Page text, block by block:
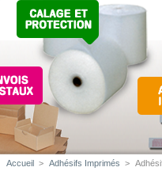
Accueil > Adhésifs Imprimés >